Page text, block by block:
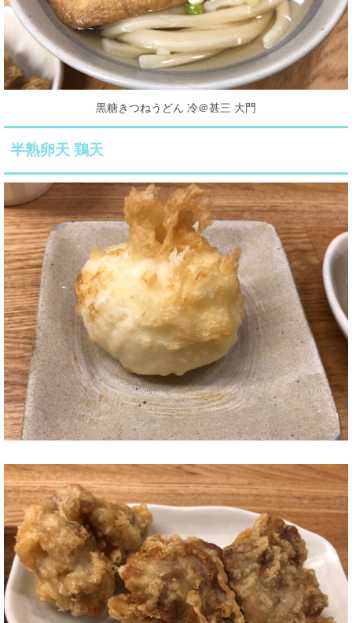
黒糖きつねうどん 冷＠甚三 大門
半熟卵天 鶏天